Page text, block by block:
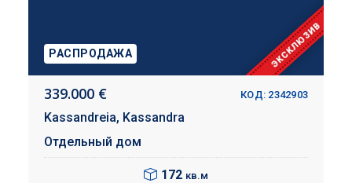
РАСПРОДАЖА ЭКСКЛЮЗИВ
339.000 € КОД: 2342903
Kassandreia, Kassandra
Отдельный дом
172 кв.м